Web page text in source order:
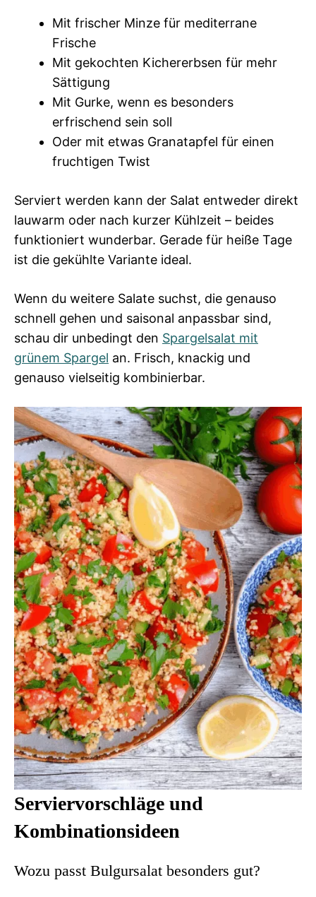
Mit frischer Minze für mediterrane
Frische
Mit gekochten Kichererbsen für mehr
Sättigung
Mit Gurke, wenn es besonders
erfrischend sein soll
Oder mit etwas Granatapfel für einen
fruchtigen Twist
Serviert werden kann der Salat entweder direkt
lauwarm oder nach kurzer Kühlzeit – beides
funktioniert wunderbar. Gerade für heiße Tage
ist die gekühlte Variante ideal.
Wenn du weitere Salate suchst, die genauso
schnell gehen und saisonal anpassbar sind,
schau dir unbedingt den Spargelsalat mit
grünem Spargel an. Frisch, knackig und
genauso vielseitig kombinierbar.
Serviervorschläge und
Kombinationsideen
Wozu passt Bulgursalat besonders gut?